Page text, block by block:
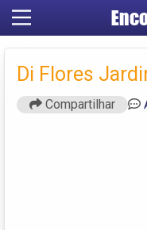
Di Flores
Compartilhar